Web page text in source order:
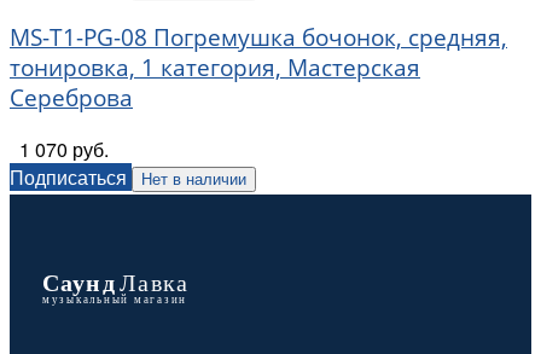
MS-T1-PG-08 Погремушка бочонок, средняя,
тонировка, 1 категория, Мастерская
Сереброва
1 070 руб.
Подписаться
Нет в наличии